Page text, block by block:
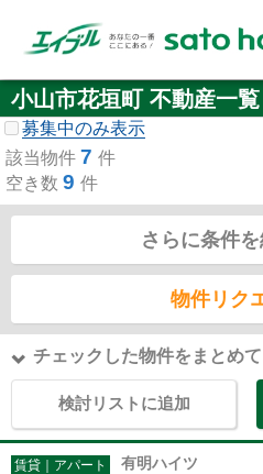
小山市花垣町 不動産一覧
募集中のみ表示
該当物件 7 件
空き数 9 件
さらに条件
物件リク
チェックした物件をまとめて
検討リストに追加
賃貸｜アパート 有明ハイツ